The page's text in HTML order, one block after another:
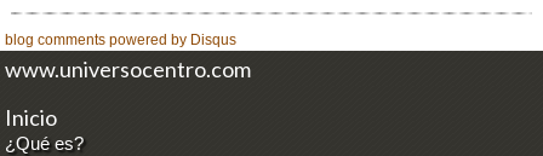
blog comments powered by Disqus
www.universocentro.com
Inicio
¿Qué es?